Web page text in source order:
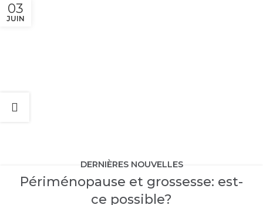
03
JUIN
DERNIÈRES NOUVELLES
Périménopause et grossesse: est-
ce possible?